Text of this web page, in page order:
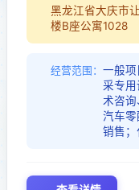
黑龙江省大庆市
楼B座公寓1028
经营范围： 一般
采专
术咨询
汽车
销售；